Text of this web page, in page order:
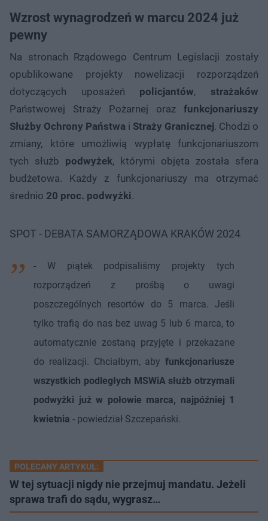
Wzrost wynagrodzeń w marcu 2024 już
pewny
Na stronach Rządowego Centrum Legislacji zostały
opublikowane projekty nowelizacji rozporządzeń
dotyczących uposażeń policjantów, strażaków
Państwowej Straży Pożarnej oraz funkcjonariuszy
Służby Ochrony Państwa i Straży Granicznej. Chodzi o
zmiany, które umożliwią wypłatę funkcjonariuszom
tych służb podwyżek, którymi objęta została sfera
budżetowa. Każdy z funkcjonariuszy ma otrzymać
średnio 20 proc. podwyżki.
SPOT - DEBATA SAMORZĄDOWA KRAKÓW 2024
- W piątek podpisaliśmy projekty tych
rozporządzeń z prośbą o uwagi
poszczególnych resortów do 5 marca. Jeśli
tylko trafią do nas bez uwag 5 lub 6 marca, to
automatycznie zostaną przyjęte i przekazane
do realizacji. Chciałbym, aby funkcjonariusze
wszystkich podległych MSWiA służb otrzymali
podwyżki już w połowie marca, najpóźniej 1
kwietnia - powiedział Szczepański.
POLECANY ARTYKUŁ:
W tej sytuacji nigdy nie przejmuj mandatu. Jeżeli
sprawa trafi do sądu, wygrasz…